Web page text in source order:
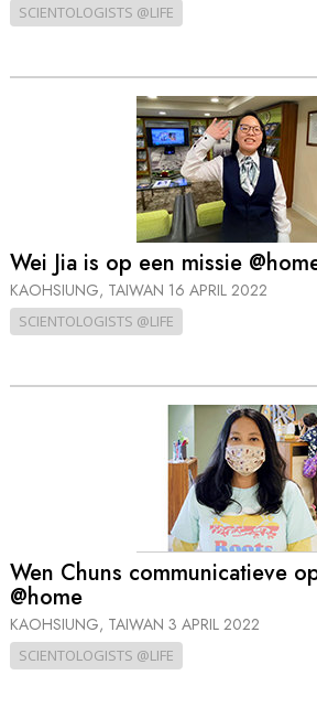
SCIENTOLOGISTS @LIFE
Wei Jia is op een missie
KAOHSIUNG, TAIWAN 16 APRIL 2022
SCIENTOLOGISTS @LIFE
Wen Chuns communicatieve
@home
KAOHSIUNG, TAIWAN 3 APRIL 2022
SCIENTOLOGISTS @LIFE